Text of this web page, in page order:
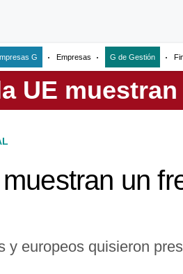
G Empresas G de Gestión
un
y europeos quisieron